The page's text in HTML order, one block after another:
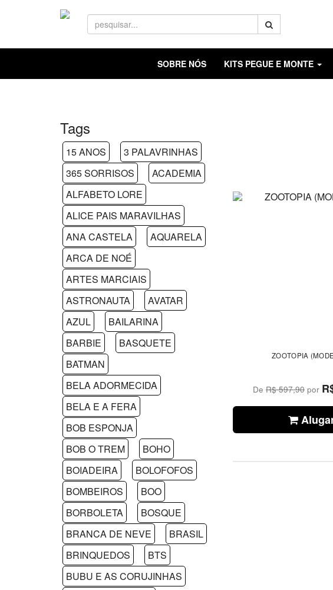
SOBRE NÓS KITS PEGUE E MONTE
Tags
15 ANOS
3 PALAVRINHAS
365 SORRISOS
ACADEMIA
ALFABETO LORE
ALICE PAIS MARAVILHAS
ANA CASTELA
AQUARELA
ARCA DE NOÉ
ARTES MARCIAIS
ASTRONAUTA
AVATAR
AZUL
BAILARINA
BARBIE
BASQUETE
BATMAN
BELA ADORMECIDA
BELA E A FERA
BOB ESPONJA
BOB O TREM
BOHO
BOIADEIRA
BOLOFOFOS
BOMBEIROS
BOO
BORBOLETA
BOSQUE
BRANCA DE NEVE
BRASIL
BRINQUEDOS
BTS
BUBU E AS CORUJINHAS
ZOOTOPIA
De R$ 597,90por